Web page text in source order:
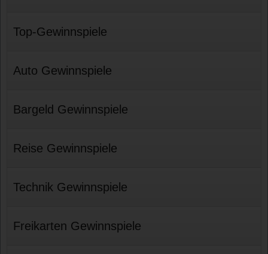
Top-Gewinnspiele
Auto Gewinnspiele
Bargeld Gewinnspiele
Reise Gewinnspiele
Technik Gewinnspiele
Freikarten Gewinnspiele